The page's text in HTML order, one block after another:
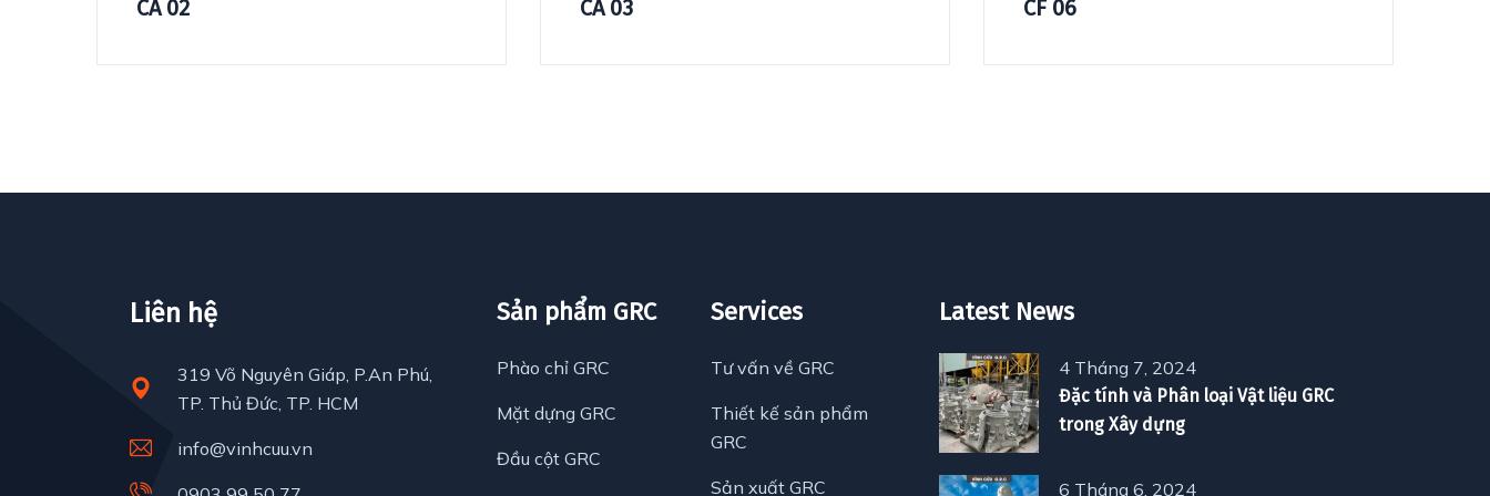
CA 02 CA 03 CF 06
Liên hệ
319 Võ Nguyên Giáp, P.An Phú,
TP. Thủ Đức, TP. HCM
info@vinhcuu.vn
Sản phẩm GRC
Phào chỉ GRC
Mặt dựng GRC
Đầu cột GRC
Services
Tư vấn về GRC
Thiết kế sản phẩm
GRC
Sản xuất GRC
Latest News
4 Tháng 7, 2024
Đặc tính và Phân loại Vật liệu GRC
trong Xây dựng
6 Tháng 6, 2024